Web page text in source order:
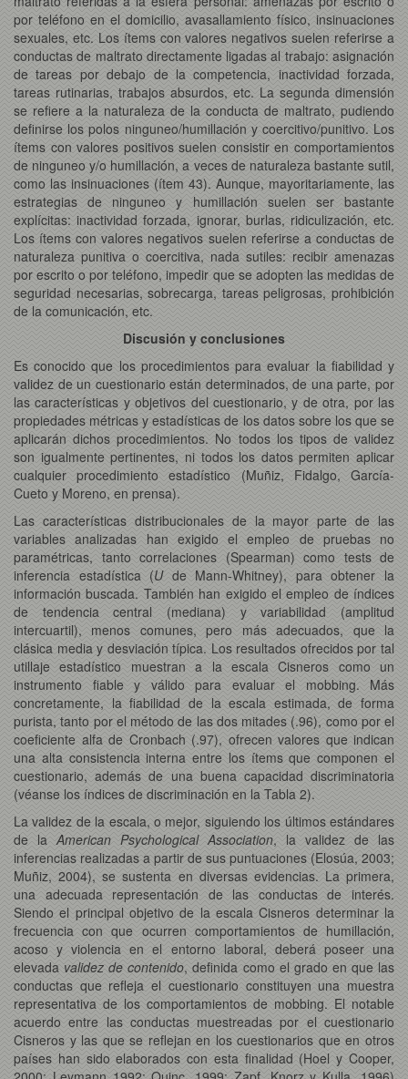
por teléfono en el domicilio, avasallamiento físico, insinuaciones
sexuales, etc. Los ítems con valores negativos suelen referirse a
conductas de maltrato directamente ligadas al trabajo: asignación
de tareas por debajo de la competencia, inactividad forzada,
tareas rutinarias, trabajos absurdos, etc. La segunda dimensión
se refiere a la naturaleza de la conducta de maltrato, pudiendo
definirse los polos ninguneo/humillación y coercitivo/punitivo. Los
ítems con valores positivos suelen consistir en comportamientos
de ninguneo y/o humillación, a veces de naturaleza bastante sutil,
como las insinuaciones (ítem 43). Aunque, mayoritariamente, las
estrategias de ninguneo y humillación suelen ser bastante
explícitas: inactividad forzada, ignorar, burlas, ridiculización, etc.
Los ítems con valores negativos suelen referirse a conductas de
naturaleza punitiva o coercitiva, nada sutiles: recibir amenazas
por escrito o por teléfono, impedir que se adopten las medidas de
seguridad necesarias, sobrecarga, tareas peligrosas, prohibición
de la comunicación, etc.
Discusión y conclusiones
Es conocido que los procedimientos para evaluar la fiabilidad y
validez de un cuestionario están determinados, de una parte, por
las características y objetivos del cuestionario, y de otra, por las
propiedades métricas y estadísticas de los datos sobre los que se
aplicarán dichos procedimientos. No todos los tipos de validez
son igualmente pertinentes, ni todos los datos permiten aplicar
cualquier procedimiento estadístico (Muñiz, Fidalgo, García-
Cueto y Moreno, en prensa).
Las características distribucionales de la mayor parte de las
variables analizadas han exigido el empleo de pruebas no
paramétricas, tanto correlaciones (Spearman) como tests de
inferencia estadística (Ude Mann-Whitney), para obtener la
información buscada. También han exigido el empleo de índices
de tendencia central (mediana) y variabilidad (amplitud
intercuartil), menos comunes, pero más adecuados, que la
clásica media y desviación típica. Los resultados ofrecidos por tal
utillaje estadístico muestran a la escala Cisneros como un
instrumento fiable y válido para evaluar el mobbing. Más
concretamente, la fiabilidad de la escala estimada, de forma
purista, tanto por el método de las dos mitades (.96), como por el
coeficiente alfa de Cronbach (.97), ofrecen valores que indican
una alta consistencia interna entre los ítems que componen el
cuestionario, además de una buena capacidad discriminatoria
(véanse los índices de discriminación en la Tabla 2).
La validez de la escala, o mejor, siguiendo los últimos estándares
de la American Psychological Association, la validez de las
inferencias realizadas a partir de sus puntuaciones (Elosúa, 2003;
Muñiz, 2004), se sustenta en diversas evidencias. La primera,
una adecuada representación de las conductas de interés.
Siendo el principal objetivo de la escala Cisneros determinar la
frecuencia con que ocurren comportamientos de humillación,
acoso y violencia en el entorno laboral, deberá poseer una
elevada validez de contenido, definida como el grado en que las
conductas que refleja el cuestionario constituyen una muestra
representativa de los comportamientos de mobbing. El notable
acuerdo entre las conductas muestreadas por el cuestionario
Cisneros y las que se reflejan en los cuestionarios que en otros
países han sido elaborados con esta finalidad (Hoel y Cooper,